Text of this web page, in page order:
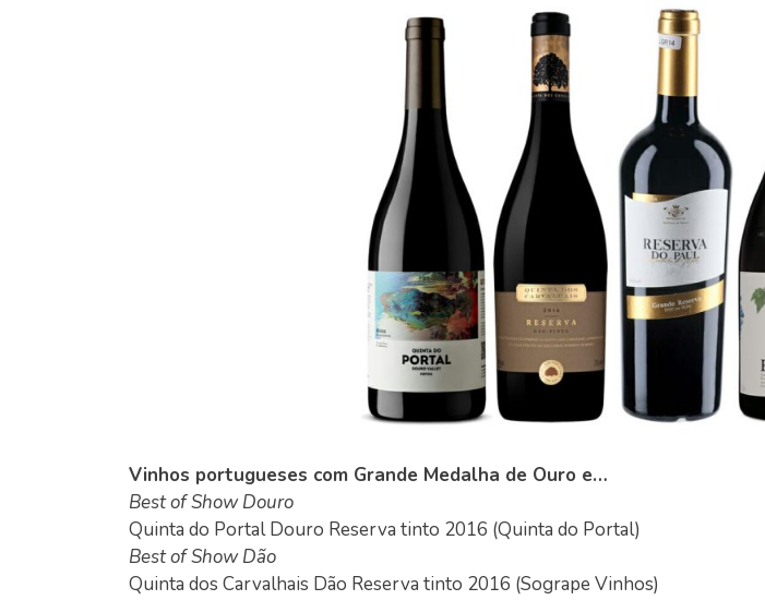
Vinhos portugueses com Grande Medalha de Ouro e…
Best of Show Douro
Quinta do Portal Douro Reserva tinto 2016 (Quinta do Portal)
Best of Show Dão
Quinta dos Carvalhais Dão Reserva tinto 2016 (Sogrape Vinhos)